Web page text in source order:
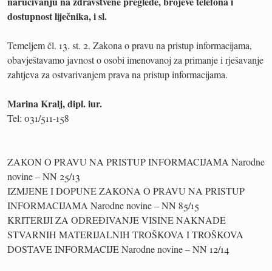
dostupnost liječnika, i sl.
Temeljem čl. 13. st. 2. Zakona o pravu na pristup informacijama,
obavještavamo javnost o osobi imenovanoj za primanje i rješavanje
zahtjeva za ostvarivanjem prava na pristup informacijama.
Marina Kralj, dipl. iur.
Tel: 031/511-158
ZAKON O PRAVU NA PRISTUP INFORMACIJAMA Narodne
novine – NN 25/13
IZMJENE I DOPUNE ZAKONA O PRAVU NA PRISTUP
INFORMACIJAMA Narodne novine – NN 85/15
KRITERIJI ZA ODREĐIVANJE VISINE NAKNADE
STVARNIH MATERIJALNIH TROŠKOVA I TROŠKOVA
DOSTAVE INFORMACIJE Narodne novine – NN 12/14